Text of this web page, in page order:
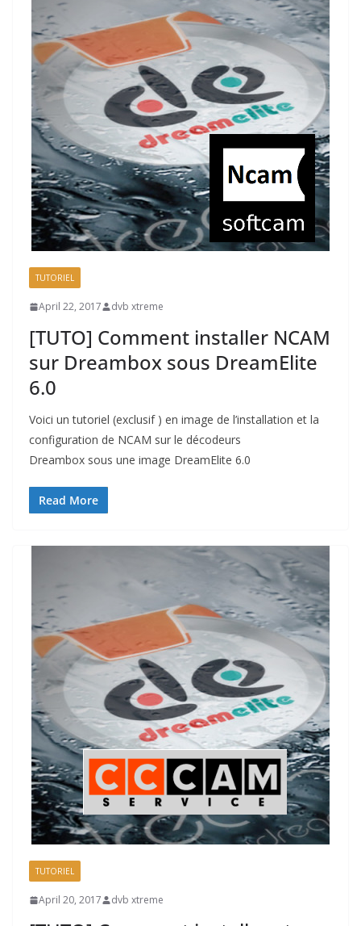
TUTORIEL
April 22, 2017 dvb xtreme
[TUTO] Comment installer NCAM
sur Dreambox sous DreamElite
6.0
Voici un tutoriel (exclusif ) en image de l’installation et la
configuration de NCAM sur le décodeurs
Dreambox sous une image DreamElite 6.0
Read More
TUTORIEL
April 20, 2017 dvb xtreme